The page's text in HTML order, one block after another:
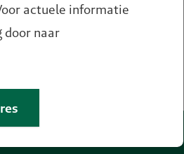
actuele informatie
door naar